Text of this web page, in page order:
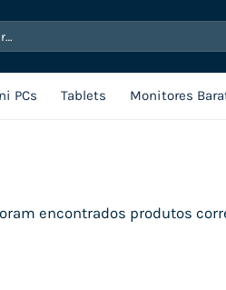
PCs Tablets Monitores
encontrados produtos